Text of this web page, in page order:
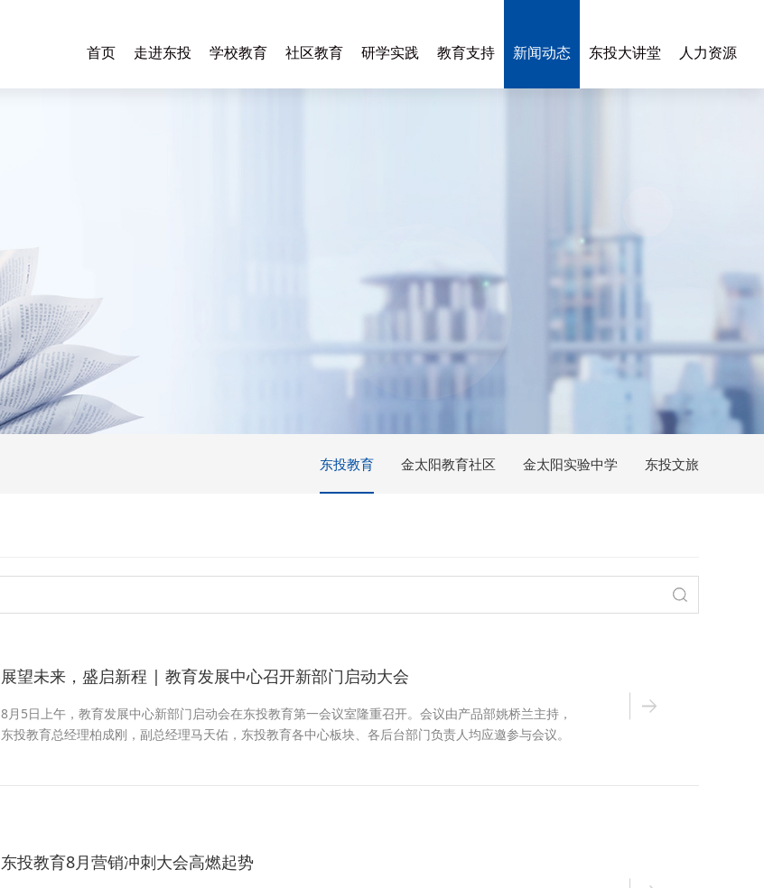
首页 走进东投 学校教育 社区教育 研学实践 教育支持 新闻动态 东投大讲堂 人力资源
东投教育 金太阳教育社区 金太阳实验中学 东投文旅
展望未来，盛启新程 | 教育发展中心召开新部门启动大会
8月5日上午，教育发展中心新部门启动会在东投教育第一会议室隆重召开。会议由产品部姚桥兰主持，
东投教育总经理柏成刚，副总经理马天佑，东投教育各中心板块、各后台部门负责人均应邀参与会议。
东投教育8月营销冲刺大会高燃起势